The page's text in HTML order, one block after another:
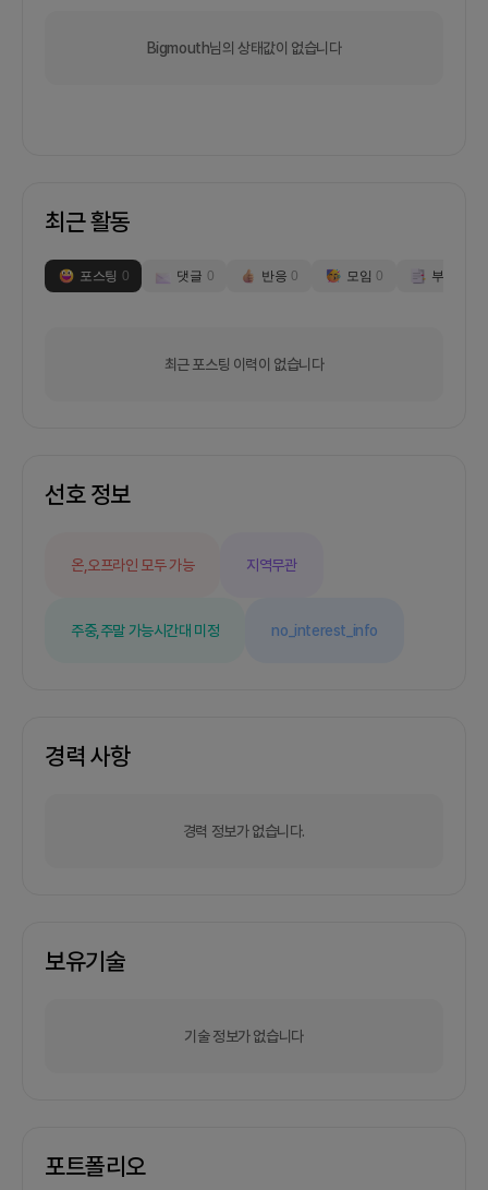
Bigmouth님의 상태값이 없습니다
최근 활동
포스팅 0 댓글 0 반응 0 모임 0 부스
최근 포스팅 이력이 없습니다
선호 정보
온,오프라인 모두 가능 지역무관
주중,주말 가능시간대 미정 no_interest_info
경력 사항
경력 정보가 없습니다.
보유기술
기술 정보가 없습니다
포트폴리오